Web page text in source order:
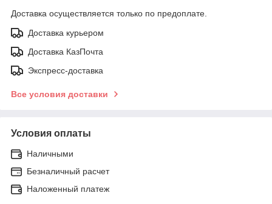
Доставка осуществляется только по предоплате.
Доставка курьером
Доставка КазПочта
Экспресс-доставка
Все условия доставки
Условия оплаты
Наличными
Безналичный расчет
Наложенный платеж